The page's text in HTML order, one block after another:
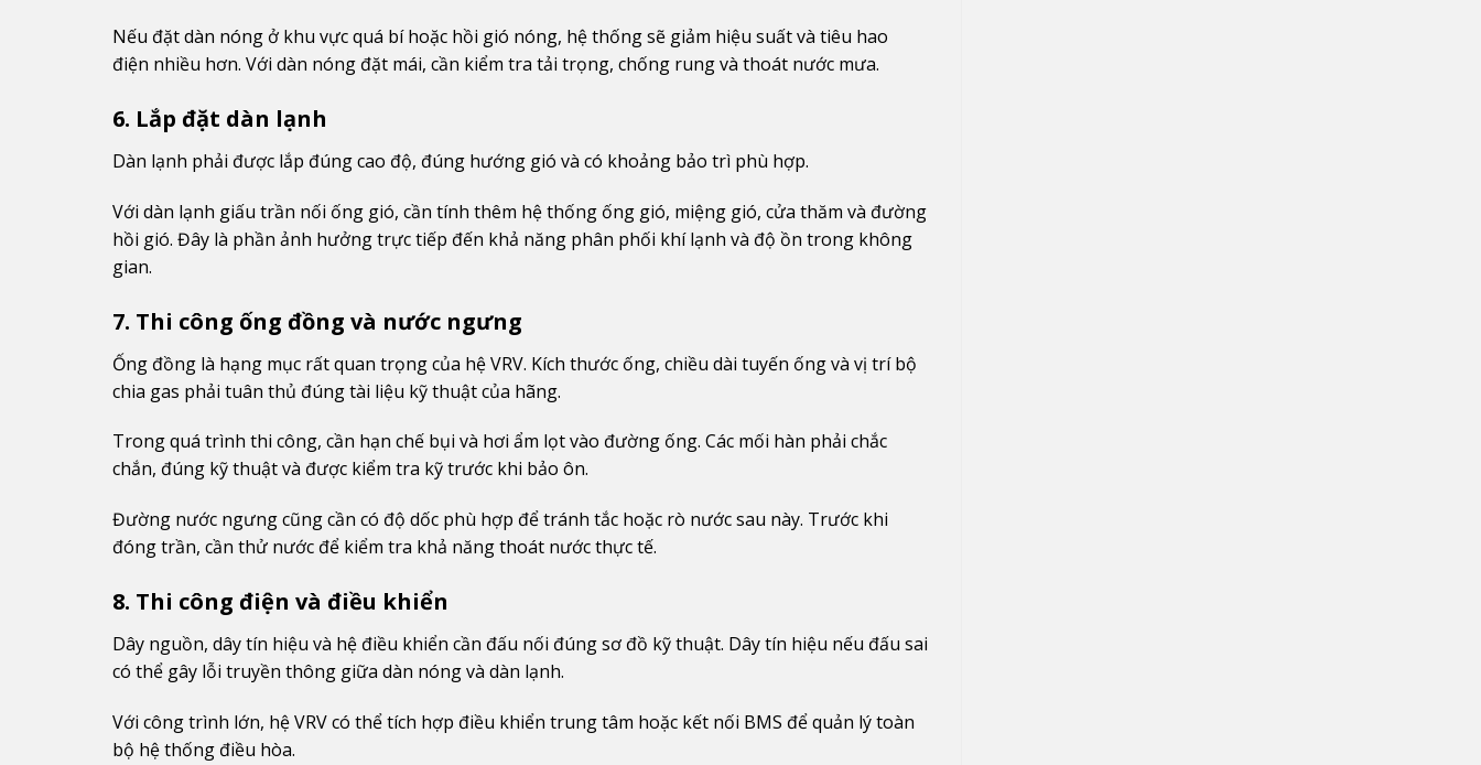
Nếu đặt dàn nóng ở khu vực quá bí hoặc hồi gió nóng, hệ thống sẽ giảm hiệu suất và tiêu hao
điện nhiều hơn. Với dàn nóng đặt mái, cần kiểm tra tải trọng, chống rung và thoát nước mưa.
6. Lắp đặt dàn lạnh
Dàn lạnh phải được lắp đúng cao độ, đúng hướng gió và có khoảng bảo trì phù hợp.
Với dàn lạnh giấu trần nối ống gió, cần tính thêm hệ thống ống gió, miệng gió, cửa thăm và đường
hồi gió. Đây là phần ảnh hưởng trực tiếp đến khả năng phân phối khí lạnh và độ ồn trong không
gian.
7. Thi công ống đồng và nước ngưng
Ống đồng là hạng mục rất quan trọng của hệ VRV. Kích thước ống, chiều dài tuyến ống và vị trí bộ
chia gas phải tuân thủ đúng tài liệu kỹ thuật của hãng.
Trong quá trình thi công, cần hạn chế bụi và hơi ẩm lọt vào đường ống. Các mối hàn phải chắc
chắn, đúng kỹ thuật và được kiểm tra kỹ trước khi bảo ôn.
Đường nước ngưng cũng cần có độ dốc phù hợp để tránh tắc hoặc rò nước sau này. Trước khi
đóng trần, cần thử nước để kiểm tra khả năng thoát nước thực tế.
8. Thi công điện và điều khiển
Dây nguồn, dây tín hiệu và hệ điều khiển cần đấu nối đúng sơ đồ kỹ thuật. Dây tín hiệu nếu đấu sai
có thể gây lỗi truyền thông giữa dàn nóng và dàn lạnh.
Với công trình lớn, hệ VRV có thể tích hợp điều khiển trung tâm hoặc kết nối BMS để quản lý toàn
bộ hệ thống điều hòa.